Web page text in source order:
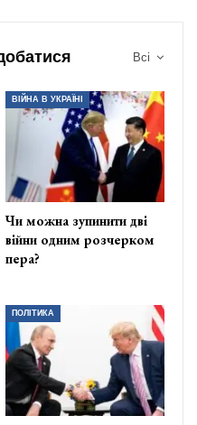
Всі
ВІЙНА В УКРАЇНІ
Чи можна зупинити дві
війни одним розчерком
пера?
ПОЛІТИКА